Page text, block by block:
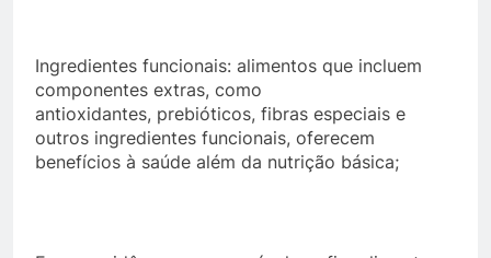
Ingredientes funcionais: alimentos que incluem
componentes extras, como
antioxidantes, prebióticos, fibras especiais e
outros ingredientes funcionais, oferecem
benefícios à saúde além da nutrição básica;